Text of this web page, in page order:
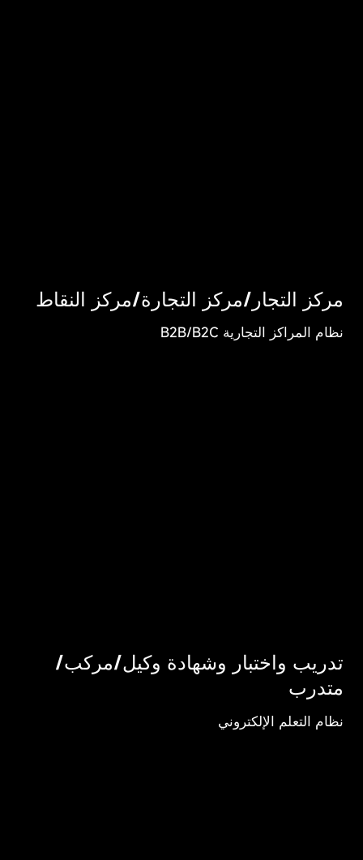
مركز التجار/مركز التجارة/مركز النقاط
نظام المراكز التجارية B2B/B2C
تدريب واختبار وشهادة وكيل/مركب/
متدرب
نظام التعلم الإلكتروني